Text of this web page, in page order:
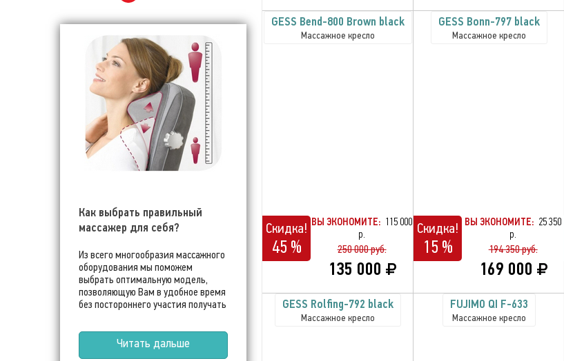
Как выбрать правильный
массажер для себя?
Из всего многообразия массажного
оборудования мы поможем
выбрать оптимальную модель,
позволяющую Вам в удобное время
без постороннего участия получать
направлять физиотерапевтическое
воздействие на проблемные
области тела.
Читать дальше
GESS Bend-800 Brown black
Массажное кресло
Скидка!
45 %
ВЫ ЭКОНОМИТЕ: 115 000
р.
250 000 руб.
135 000
GESS Bonn-797 black
Массажное кресло
Скидка!
15 %
ВЫ ЭКОНОМИТЕ: 25 350
р.
194 350 руб.
169 000
GESS Rolfing-792 black
Массажное кресло
FUJIMO QI F-633
Массажное кресло